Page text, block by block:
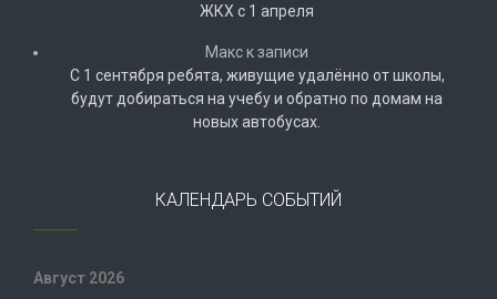
ЖКХ с 1 апреля
Макск записи
С 1 сентября ребята, живущие удалённо от школы,
будут добираться на учебу и обратно по домам на
новых автобусах.
КАЛЕНДАРЬ СОБЫТИЙ
Август 2026